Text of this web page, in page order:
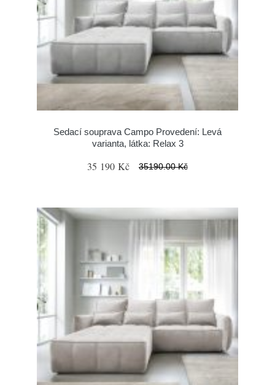
Sedací souprava Campo Provedení: Levá
varianta, látka: Relax 3
35 190 Kč 35190.00 Kč